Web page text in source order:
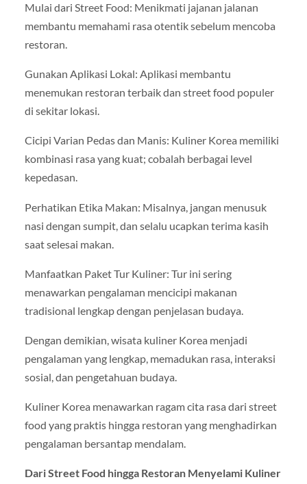
Mulai dari Street Food: Menikmati jajanan jalanan
membantu memahami rasa otentik sebelum mencoba
restoran.
Gunakan Aplikasi Lokal: Aplikasi membantu
menemukan restoran terbaik dan street food populer
di sekitar lokasi.
Cicipi Varian Pedas dan Manis: Kuliner Korea memiliki
kombinasi rasa yang kuat; cobalah berbagai level
kepedasan.
Perhatikan Etika Makan: Misalnya, jangan menusuk
nasi dengan sumpit, dan selalu ucapkan terima kasih
saat selesai makan.
Manfaatkan Paket Tur Kuliner: Tur ini sering
menawarkan pengalaman mencicipi makanan
tradisional lengkap dengan penjelasan budaya.
Dengan demikian, wisata kuliner Korea menjadi
pengalaman yang lengkap, memadukan rasa, interaksi
sosial, dan pengetahuan budaya.
Kuliner Korea menawarkan ragam cita rasa dari street
food yang praktis hingga restoran yang menghadirkan
pengalaman bersantap mendalam.
Dari Street Food hingga Restoran Menyelami Kuliner